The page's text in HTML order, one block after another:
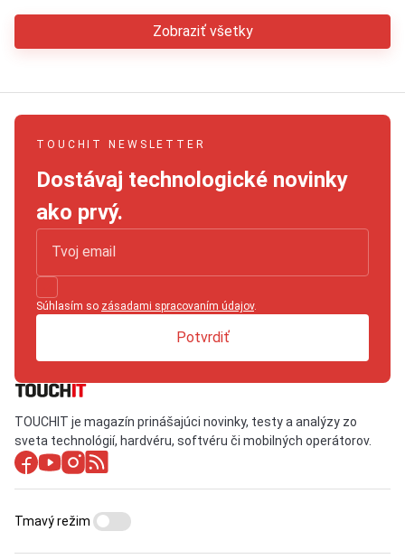
Zobraziť všetky
TOUCHIT NEWSLETTER
Dostávaj technologické novinky
ako prvý.
Súhlasím so zásadami spracovaním údajov.
Potvrdiť
TOUCHIT je magazín prinášajúci novinky, testy a analýzy zo
sveta technológií, hardvéru, softvéru či mobilných operátorov.
Tmavý režim